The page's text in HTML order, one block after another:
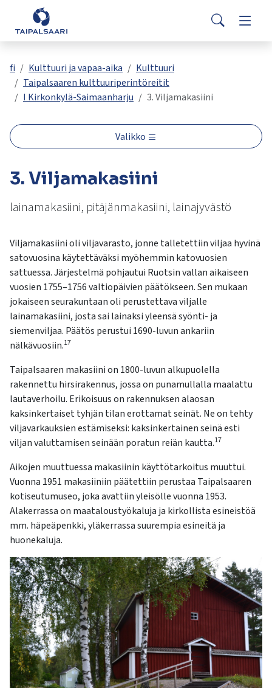
Siirry pääsisältöön
Palaute
Yhteystiedot
Search
Valitse
oleva
tulos
ylös-
alasnuolilla.
Siirry
hakutulokseen
painamalla
enteriä.
voivat
käyttää
kosketus-
ja
pyyhkäisyliikkeitä.
Asuminen ja rakentaminen
Opetus ja kasvatus
Hyvinvointi ja terveys
Kulttuuri ja vapaa-aika
Kunta ja päätöksenteko
Työ ja yrittäminen
fi Kulttuuri ja vapaa-aika
Kulttuuri
Taipalsaaren kulttuuriperintöreitit
I Kirkonkylä-Saimaanharju
3. Viljamakasiini
Valikko
3. Viljamakasiini
lainamakasiini, pitäjänmakasiini, lainajyvästö
Viljamakasiini oli viljavarasto, jonne talletettiin viljaa hyvinä
satovuosina käytettäväksi myöhemmin katovuosien
sattuessa. Järjestelmä pohjautui Ruotsin vallan aikaiseen
vuosien 1755–1756 valtiopäivien päätökseen. Sen mukaan
jokaiseen seurakuntaan oli perustettava viljalle
lainamakasiini, josta sai lainaksi yleensä syönti- ja
siemenviljaa. Päätös perustui 1690-luvun ankariin
nälkävuosiin.17
Taipalsaaren makasiini on 1800-luvun alkupuolella
rakennettu hirsirakennus, jossa on punamullalla maalattu
lautaverhoilu. Erikoisuus on rakennuksen alaosan
kaksinkertaiset tyhjän tilan erottamat seinät. Ne on tehty
viljavarkauksien estämiseksi: kaksinkertainen seinä esti
viljan valuttamisen seinään poratun reiän kautta.17
Aikojen muuttuessa makasiinin käyttötarkoitus muuttui.
Vuonna 1951 makasiiniin päätettiin perustaa Taipalsaaren
kotiseutumuseo, joka avattiin yleisölle vuonna 1953.
Alakerrassa on maataloustyökaluja ja kirkollista esineistöä
mm. häpeäpenkki, yläkerrassa suurempia esineitä ja
huonekaluja.